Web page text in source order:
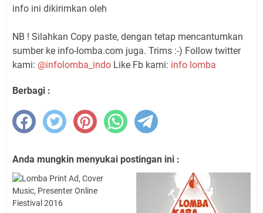
info ini dikirimkan oleh
NB ! Silahkan Copy paste, dengan tetap mencantumkan
sumber ke info-lomba.com juga. Trims :-) Follow twitter
kami: @infolomba_indo Like Fb kami: info lomba
Berbagi :
Anda mungkin menyukai postingan ini :